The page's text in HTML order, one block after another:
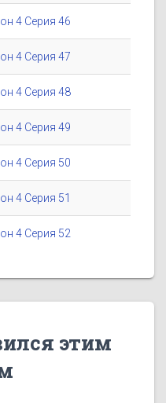
4 Серия 46
4 Серия 47
4 Серия 48
4 Серия 49
4 Серия 50
4 Серия 51
4 Серия 52
этим